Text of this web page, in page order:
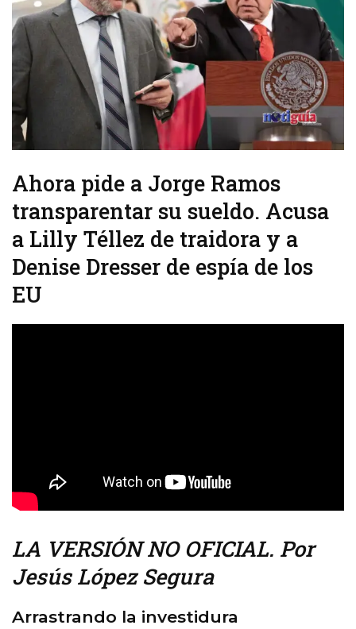
Ahora pide a Jorge Ramos
transparentar su sueldo. Acusa
a Lilly Téllez de traidora y a
Denise Dresser de espía de los
EU
LA VERSIÓN NO OFICIAL. Por
Jesús López Segura
Arrastrando la investidura